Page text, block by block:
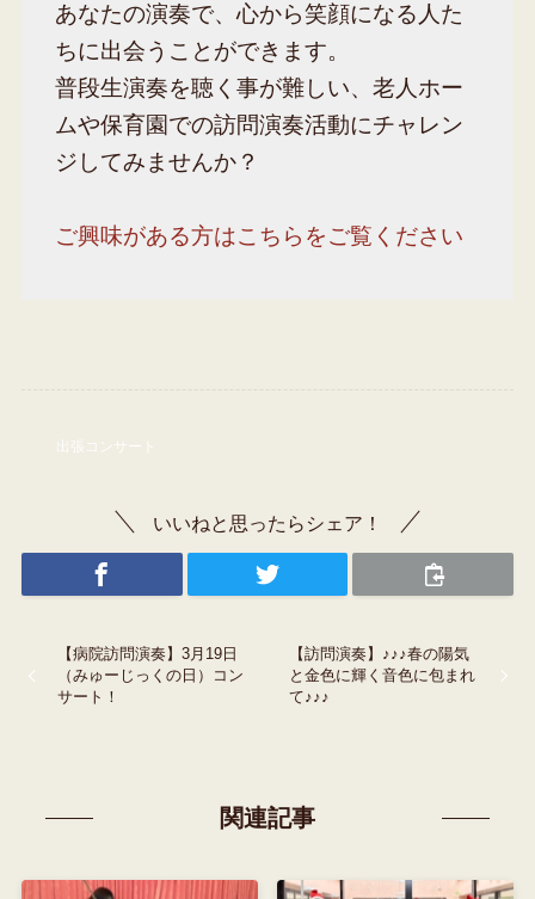
あなたの演奏で、心から笑顔になる人た
ちに出会うことができます。
普段生演奏を聴く事が難しい、老人ホー
ムや保育園での訪問演奏活動にチャレン
ジしてみませんか？
ご興味がある方はこちらをご覧ください
出張コンサート
いいねと思ったらシェア！
【病院訪問演奏】3月19日
（みゅーじっくの日）コン
サート！
【訪問演奏】♪♪♪春の陽気
と金色に輝く音色に包まれ
て♪♪♪
関連記事